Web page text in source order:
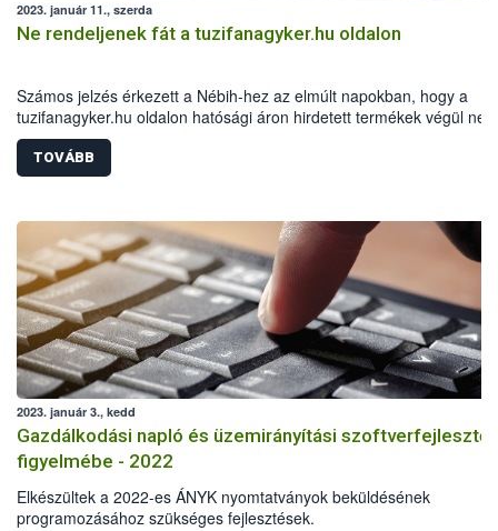
2023. január 11., szerda
Ne rendeljenek fát a tuzifanagyker.hu oldalon
Számos jelzés érkezett a Nébih-hez az elmúlt napokban, hogy a
tuzifanagyker.hu oldalon hatósági áron hirdetett termékek végül nem
jutnak el a vásárlókhoz. A hatóság felhívja a figyelmet, hogy ne
rendeljenek fenti oldalról tűzifát, illetve semmiképp se utaljanak
10300002-13367208-00014900 MKB Banknál vezetett
TOVÁBB
2023. január 3., kedd
Gazdálkodási napló és üzemirányítási
figyelmébe - 2022
Elkészültek a 2022-es ÁNYK nyomtatványok beküldésének
programozásához szükséges fejlesztések.